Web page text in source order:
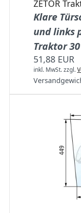
ZETOR
Klare
und links
Traktor
51,88 EUR
inkl. MwSt.zzgl.